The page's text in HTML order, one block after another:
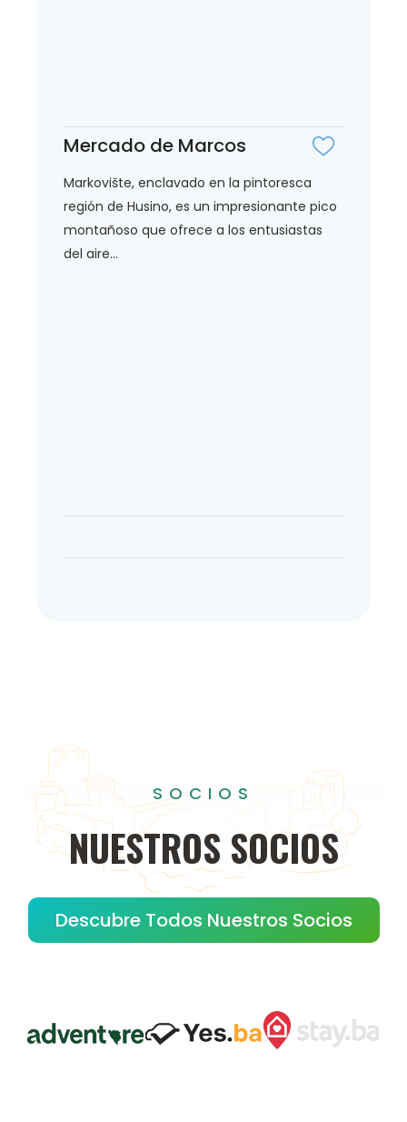
Mercado de Marcos
Markovište, enclavado en la pintoresca
región de Husino, es un impresionante pico
montañoso que ofrece a los entusiastas
del aire...
SOCIOS
NUESTROS SOCIOS
Descubre Todos Nuestros Socios